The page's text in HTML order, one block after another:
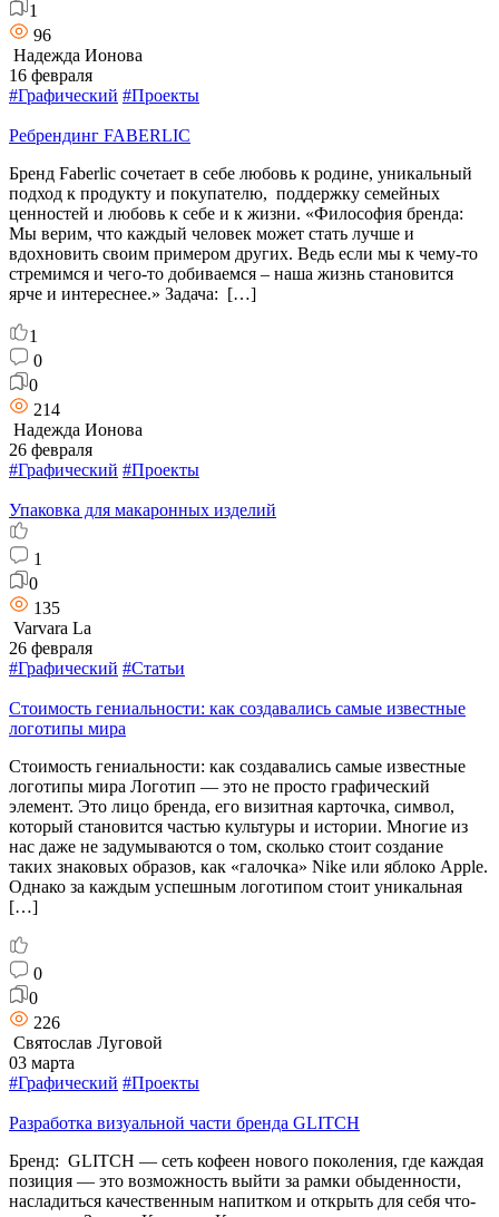
1
96
Надежда Ионова
16 февраля
#Графический #Проекты
Ребрендинг FABERLIC
Бренд Faberlic сочетает в себе любовь к родине, уникальный
подход к продукту и покупателю, поддержку семейных
ценностей и любовь к себе и к жизни. «Философия бренда:
Мы верим, что каждый человек может стать лучше и
вдохновить своим примером других. Ведь если мы к чему-то
стремимся и чего-то добиваемся – наша жизнь становится
ярче и интереснее.» Задача: […]
1
0
0
214
Надежда Ионова
26 февраля
#Графический #Проекты
Упаковка для макаронных изделий
1
0
135
Varvara La
26 февраля
#Графический #Статьи
Стоимость гениальности: как создавались самые известные
логотипы мира
Стоимость гениальности: как создавались самые известные
логотипы мира Логотип — это не просто графический
элемент. Это лицо бренда, его визитная карточка, символ,
который становится частью культуры и истории. Многие из
нас даже не задумываются о том, сколько стоит создание
таких знаковых образов, как «галочка» Nike или яблоко Apple.
Однако за каждым успешным логотипом стоит уникальная
[…]
0
0
226
Святослав Луговой
03 марта
#Графический #Проекты
Разработка визуальной части бренда GLITCH
Бренд: GLITCH — сеть кофеен нового поколения, где каждая
позиция — это возможность выйти за рамки обыденности,
насладиться качественным напитком и открыть для себя что-